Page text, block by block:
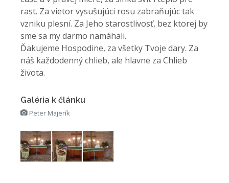
rast. Za vietor vysušujúci rosu zabraňujúc tak
vzniku plesní. Za Jeho starostlivosť, bez ktorej by
sme sa my darmo namáhali.
Ďakujeme Hospodine, za všetky Tvoje dary. Za
náš každodenný chlieb, ale hlavne za Chlieb
života.
Galéria k článku
Peter Majerík